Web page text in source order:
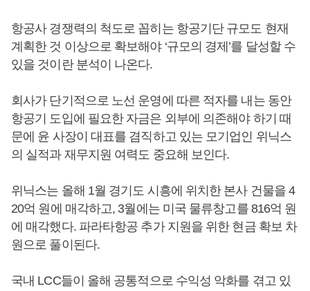
항공사 경쟁력의 척도로 꼽히는 항공기단 규모도 현재
계획한 것 이상으로 확보해야 ‘규모의 경제’를 달성할 수
있을 것이란 분석이 나온다.
회사가 단기적으로 노선 운영에 따른 적자를 내는 동안
항공기 도입에 필요한 자금은 외부에 의존해야 하기 때
문에 윤 사장이 대표를 겸직하고 있는 모기업인 위닉스
의 실적과 재무지원 여력도 중요해 보인다.
위닉스는 올해 1월 경기도 시흥에 위치한 본사 건물을 4
20억 원에 매각하고, 3월에는 미국 물류창고를 816억 원
에 매각했다. 파라타항공 추가 지원을 위한 현금 확보 차
원으로 풀이된다.
국내 LCC들이 올해 공통적으로 수익성 악화를 겪고 있